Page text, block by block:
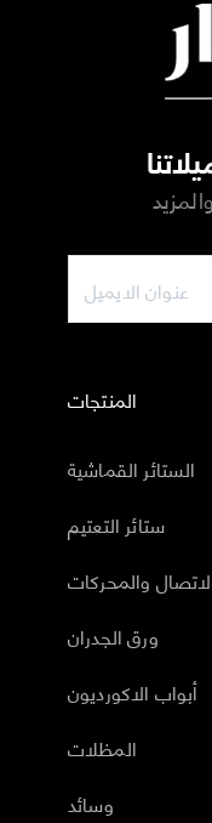
المنتجات
الستائر القماشية
ستائر التعتيم
والمحركات
ورق الجدران
أبواب الاكورديون
المظلات
وسائد